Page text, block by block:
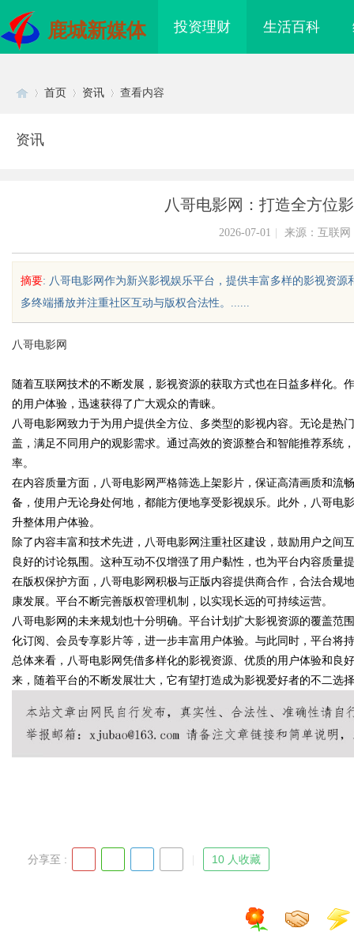
鹿城新媒体 投资理财 生活百科
uz
!
首页 资讯 查看内容
资讯
八哥电影网：打造全方位
2026-07-01 来源：互联网
摘要: 八哥电影网作为新兴影视娱乐平台，提供丰富多样的影视资
多终端播放并注重社区互动与版权合法性。......
八哥电影网
随着互联网技术的不断发展，影视资源的获取方式也在日益多样化。
的用户体验，迅速获得了广大观众的青睐。
八哥电影网致力于为用户提供全方位、多类型的影视内容。无论是热
盖，满足不同用户的观影需求。通过高效的资源整合和智能推荐系统
率。
在内容质量方面，八哥电影网严格筛选上架影片，保证高清画质和流
备，使用户无论身处何地，都能方便地享受影视娱乐。此外，八哥电
升整体用户体验。
除了内容丰富和技术先进，八哥电影网注重社区建设，鼓励用户之间
良好的讨论氛围。这种互动不仅增强了用户黏性，也为平台内容质量
在版权保护方面，八哥电影网积极与正版内容提供商合作，合法合规
康发展。平台不断完善版权管理机制，以实现长远的可持续运营。
八哥电影网的未来规划也十分明确。平台计划扩大影视资源的覆盖范
化订阅、会员专享影片等，进一步丰富用户体验。与此同时，平台将
总体来看，八哥电影网凭借多样化的影视资源、优质的用户体验和良
来，随着平台的不断发展壮大，它有望打造成为影视爱好者的不二选
分享至 : 10 人收藏
配眼镜
花钱，ai却天天给他免费派单？